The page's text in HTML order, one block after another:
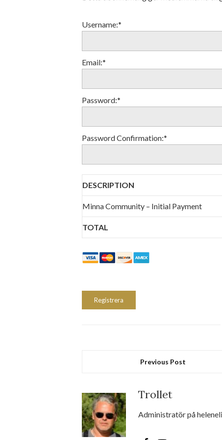
Username:*
Email:*
Password:*
Password Confirmation:*
DESCRIPTION
Minna Community – Initial Payment
TOTAL
No val
Previous Post
Trollet
Administratör på